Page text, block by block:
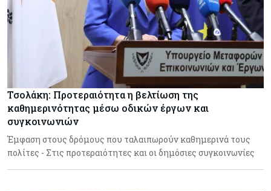
Τσολάκη: Προτεραιότητα η βελτίωση της
καθημερινότητας μέσω οδικών έργων και
συγκοινωνιών
Έμφαση στους δρόμους που ταλαιπωρούν καθημερινά τους
πολίτες - Στις προτεραιότητες και οι δημόσιες συγκοινωνίες